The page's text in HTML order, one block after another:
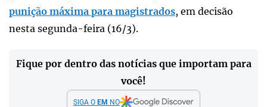
punição máxima para magistrados, em decisão
nesta segunda-feira (16/3).
Fique por dentro das notícias que importam para
você!
SIGA O EM NO